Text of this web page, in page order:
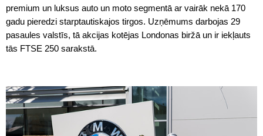
premium un luksus auto un moto segmentā ar vairāk nekā 170
gadu pieredzi starptautiskajos tirgos. Uzņēmums darbojas 29
pasaules valstīs, tā akcijas kotējas Londonas biržā un ir iekļauts
tās FTSE 250 sarakstā.